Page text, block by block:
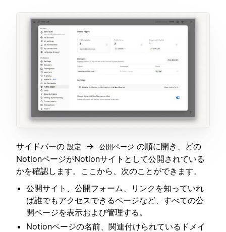
サイドバーの 設定 → 公開ページ の順に開き、どの
NotionページがNotionサイトとして公開されている
かを確認します。ここから、次のことができます。
公開サイト、公開フォーム、リンクを知っていれ
ば誰でもアクセスできるページなど、すべての公
開ページを表示および管理する。
Notionページの名前、関連付けられているドメイ